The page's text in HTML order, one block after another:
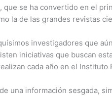
, que se ha convertido en el
la de las grandes revistas
investigadores que
iniciativas que buscan
cada año en el
una información sesgada,